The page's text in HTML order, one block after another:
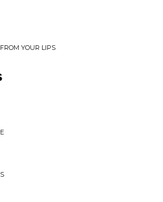
YOUR LIPS